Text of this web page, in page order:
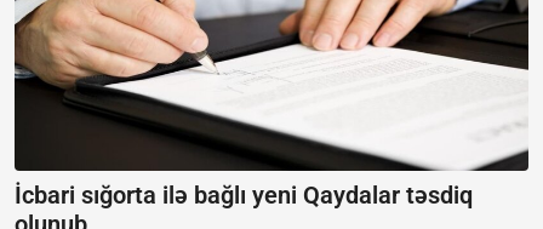
İcbari sığorta ilə bağlı yeni Qaydalar təsdiq